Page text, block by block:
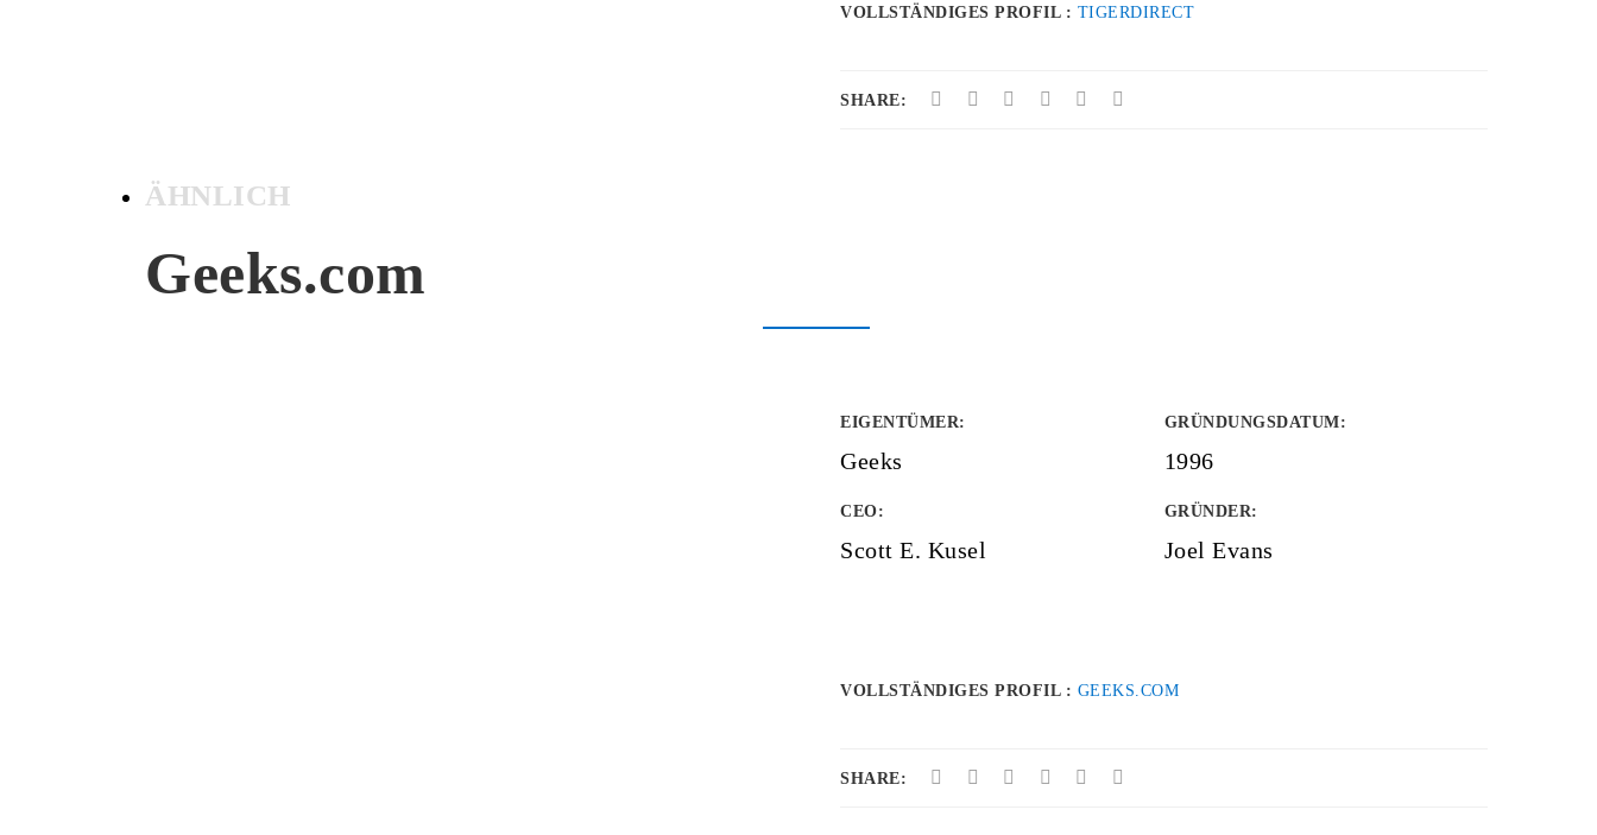
VOLLSTÄNDIGES PROFIL : TIGERDIRECT
SHARE:
ÄHNLICH
Geeks.com
EIGENTÜMER:
Geeks
GRÜNDUNGSDATUM:
1996
CEO:
Scott E. Kusel
GRÜNDER:
Joel Evans
VOLLSTÄNDIGES PROFIL : GEEKS.COM
SHARE: